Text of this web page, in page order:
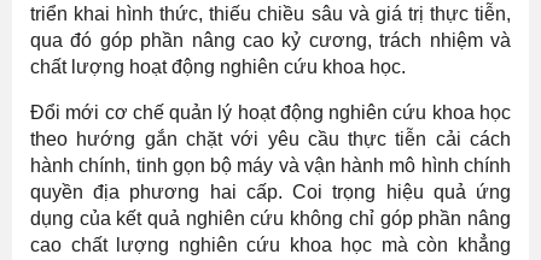
triển khai hình thức, thiếu chiều sâu và giá trị thực tiễn,
qua đó góp phần nâng cao kỷ cương, trách nhiệm và
chất lượng hoạt động nghiên cứu khoa học.
Đổi mới cơ chế quản lý hoạt động nghiên cứu khoa học
theo hướng gắn chặt với yêu cầu thực tiễn cải cách
hành chính, tinh gọn bộ máy và vận hành mô hình chính
quyền địa phương hai cấp. Coi trọng hiệu quả ứng
dụng của kết quả nghiên cứu không chỉ góp phần nâng
cao chất lượng nghiên cứu khoa học mà còn khẳng